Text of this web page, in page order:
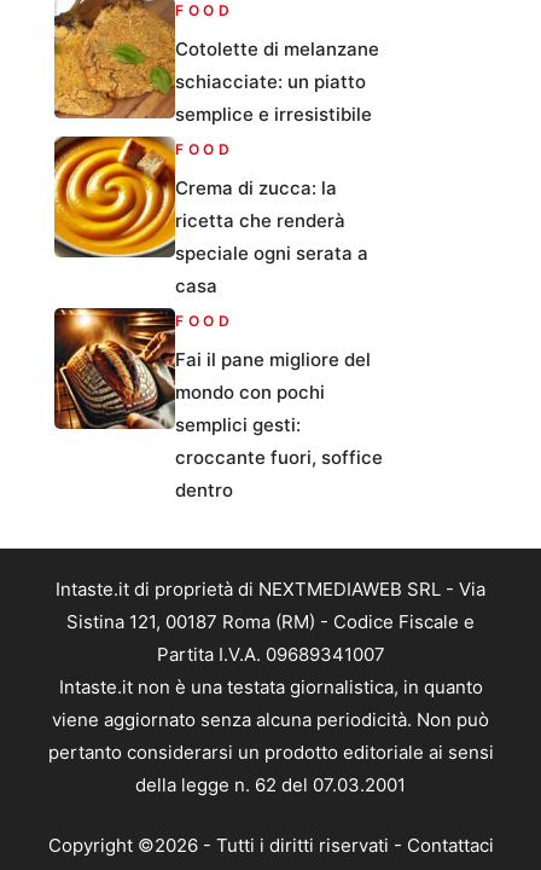
FOOD
Cotolette di melanzane
schiacciate: un piatto
semplice e irresistibile
FOOD
Crema di zucca: la
ricetta che renderà
speciale ogni serata a
casa
FOOD
Fai il pane migliore del
mondo con pochi
semplici gesti:
croccante fuori, soffice
dentro
Intaste.it di proprietà di NEXTMEDIAWEB SRL - Via
Sistina 121, 00187 Roma (RM) - Codice Fiscale e
Partita I.V.A. 09689341007
Intaste.it non è una testata giornalistica, in quanto
viene aggiornato senza alcuna periodicità. Non può
pertanto considerarsi un prodotto editoriale ai sensi
della legge n. 62 del 07.03.2001
Copyright ©2026 - Tutti i diritti riservati - Contattaci